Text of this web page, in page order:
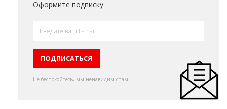
Оформите подписку
Не беспокойтесь, мы ненавидим спам